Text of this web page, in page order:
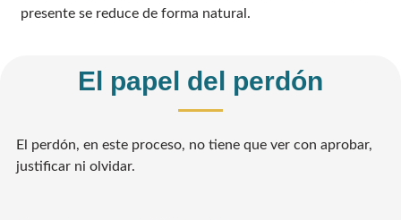
presente se reduce de forma natural.
El papel del perdón
El perdón, en este proceso, no tiene que ver con aprobar,
justificar ni olvidar.